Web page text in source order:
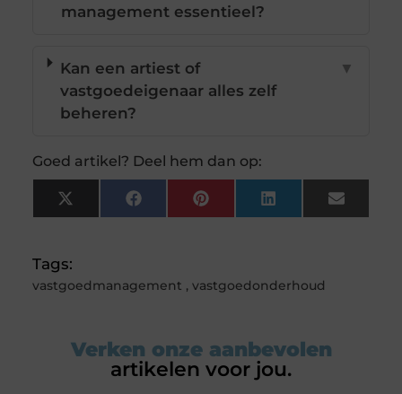
management essentieel?
Kan een artiest of
vastgoedeigenaar alles zelf
beheren?
▼
Goed artikel? Deel hem dan op:
X
(Twitter)
FacebookPinterestLinkedInEmail
Tags:
vastgoedmanagement , vastgoedonderhoud
Verken onze aanbevolen
artikelen voor jou.